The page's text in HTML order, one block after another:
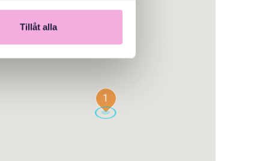
Tillåt alla
1